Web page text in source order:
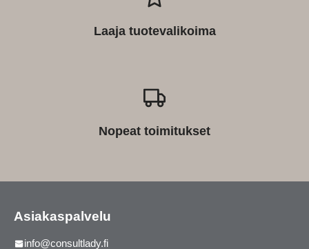
Laaja tuotevalikoima
Nopeat toimitukset
Asiakaspalvelu
info@consultlady.fi